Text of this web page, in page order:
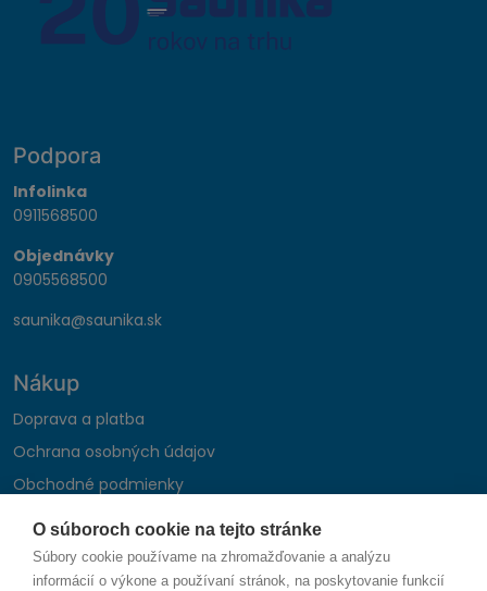
O súboroch cookie na tejto stránke
Súbory cookie používame na zhromažďovanie a analýzu
informácií o výkone a používaní stránok, na poskytovanie funkcií
Podpora
Infolinka
0911568500
Objednávky
0905568500
saunika@saunika.sk
Nákup
Doprava a platba
Ochrana osobných údajov
Obchodné podmienky
Reklamačný poriadok
Montáž autohifi
Formulár na odstúpenie od zmluvy